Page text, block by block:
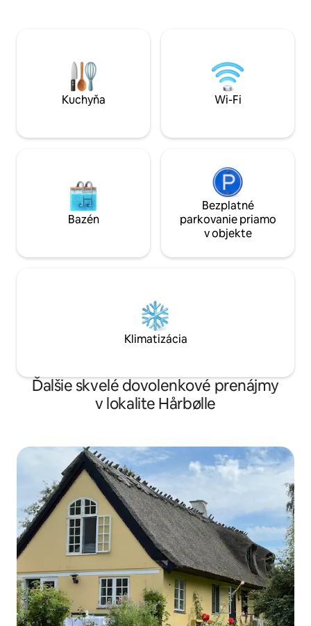
Vyhrievané tepelným čerpadlom. Rýchle
ZADARMO. Pri rezervácii napíšte, či sú
tam deti, a ustlajte posteľ pre dieťa.
minút do Møns
alebo záhrade.
pracie
Vitajte v
Kuchyňa Wi-Fi
Bazén
Bezplatné
parkovanie priamo
v objekte
Klimatizácia
Ďalšie skvelé dovolenkové prenájmy
v lokalite Hårbølle